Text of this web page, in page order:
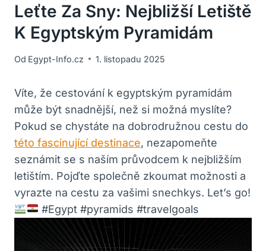
Leťte Za Sny: Nejbližší Letiště
K Egyptským Pyramidám
Od Egypt-Info.cz 1. listopadu 2025
Víte, že ‌cestování k egyptským ⁣pyramidám
může být snadnější, ⁤než si možná myslíte?
Pokud se chystáte na dobrodružnou cestu ‍do
této fascinující destinace, nezapomeňte ​
seznámit se s naším průvodcem k nejbližším
letištím.⁢ Pojďte společně zkoumat možnosti a
vyrazte na cestu za vašimi snechkys. ‍Let’s go!
#Egypt #pyramids #travelgoals